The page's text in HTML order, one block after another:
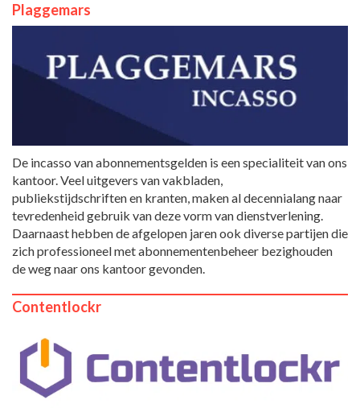
Plaggemars
De incasso van abonnementsgelden is een specialiteit van ons
kantoor. Veel uitgevers van vakbladen,
publiekstijdschriften en kranten, maken al decennialang naar
tevredenheid gebruik van deze vorm van dienstverlening.
Daarnaast hebben de afgelopen jaren ook diverse partijen die
zich professioneel met abonnementenbeheer bezighouden
de weg naar ons kantoor gevonden.
Contentlockr